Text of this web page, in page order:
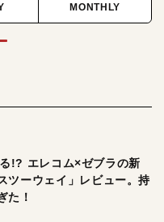
MONTHLY
!? エレコム×ゼブラの新
ツーウェイ」レビュー。持
た！